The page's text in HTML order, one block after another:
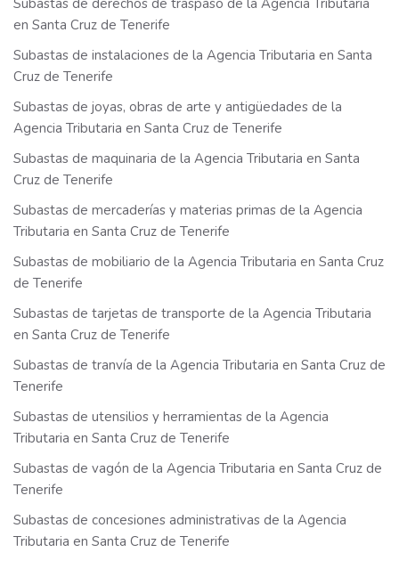
Subastas de derechos de traspaso de la Agencia Tributaria
en Santa Cruz de Tenerife
Subastas de instalaciones de la Agencia Tributaria en Santa
Cruz de Tenerife
Subastas de joyas, obras de arte y antigüedades de la
Agencia Tributaria en Santa Cruz de Tenerife
Subastas de maquinaria de la Agencia Tributaria en Santa
Cruz de Tenerife
Subastas de mercaderías y materias primas de la Agencia
Tributaria en Santa Cruz de Tenerife
Subastas de mobiliario de la Agencia Tributaria en Santa Cruz
de Tenerife
Subastas de tarjetas de transporte de la Agencia Tributaria
en Santa Cruz de Tenerife
Subastas de tranvía de la Agencia Tributaria en Santa Cruz de
Tenerife
Subastas de utensilios y herramientas de la Agencia
Tributaria en Santa Cruz de Tenerife
Subastas de vagón de la Agencia Tributaria en Santa Cruz de
Tenerife
Subastas de concesiones administrativas de la Agencia
Tributaria en Santa Cruz de Tenerife